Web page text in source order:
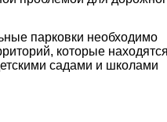
парковки необходимо
которые
садами и школами